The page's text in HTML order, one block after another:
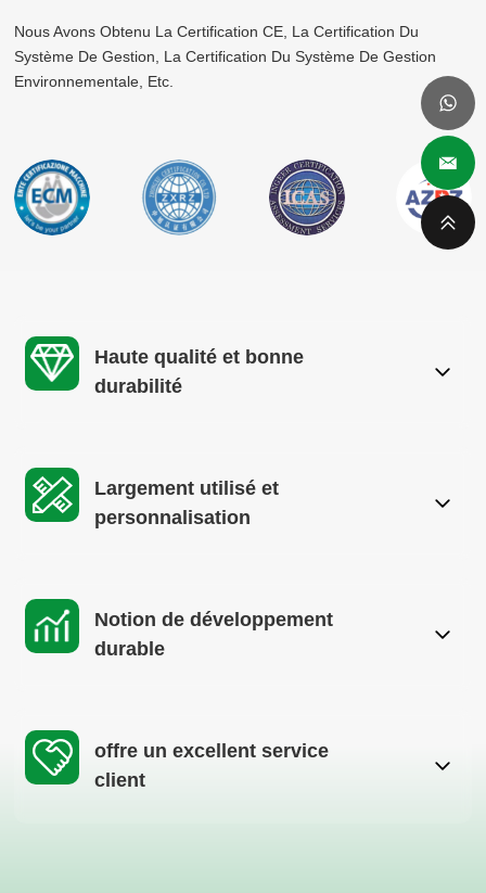
Nous Avons Obtenu La Certification CE, La Certification Du
Système De Gestion, La Certification Du Système De Gestion
Environnementale, Etc.
Haute qualité et bonne
durabilité
Largement utilisé et
personnalisation
Notion de développement
durable
offre un excellent service
client